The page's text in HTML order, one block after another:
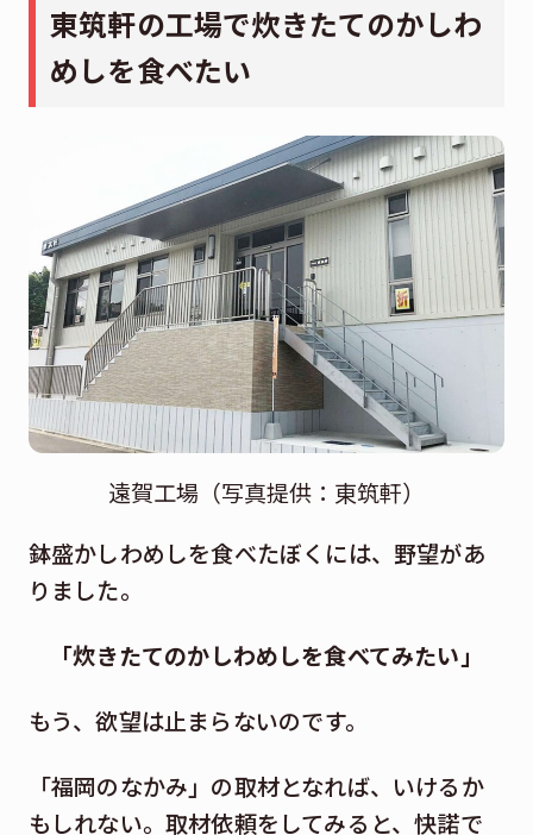
東筑軒の工場で炊きたてのかしわ
めしを食べたい
遠賀工場（写真提供：東筑軒）
鉢盛かしわめしを食べたぼくには、野望があ
りました。
「炊きたてのかしわめしを食べてみたい」
もう、欲望は止まらないのです。
「福岡のなかみ」の取材となれば、いけるか
もしれない。取材依頼をしてみると、快諾で